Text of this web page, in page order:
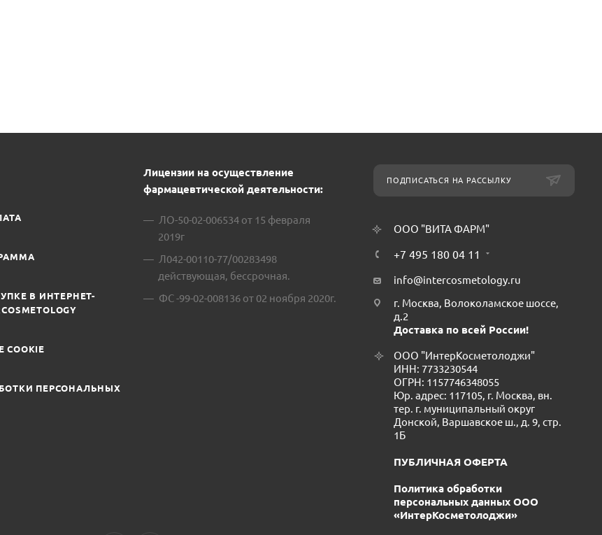
В ИНТЕРНЕТ-
ПЕРСОНАЛЬНЫХ
Лицензии на осуществление
фармацевтической деятельности:
ЛО-50-02-006534 от 15 февраля
2019г
Л042-00110-77/00283498
действующая, бессрочная.
ФС -99-02-008136 от 02 ноября 2020г.
ПОДПИСАТЬСЯ НА РАССЫЛКУ
ООО "ВИТА ФАРМ"
+7 495 180 04 11
info@intercosmetology.ru
г. Москва, Волоколамское шоссе,
д.2
Доставка по всей России!
ООО "ИнтерКосметолоджи"
ИНН: 7733230544
ОГРН: 1157746348055
Юр. адрес: 117105, г. Москва, вн.
тер. г. муниципальный округ
Донской, Варшавское ш., д. 9, стр.
1Б
ПУБЛИЧНАЯ ОФЕРТА
Политика обработки
персональных данных ООО
«ИнтерКосметолоджи»